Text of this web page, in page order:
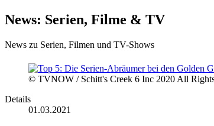
News: Serien, Filme & TV
News zu Serien, Filmen und TV-Shows
© TVNOW / Schitt's Creek 6 Inc 2020 All
Details
01.03.2021